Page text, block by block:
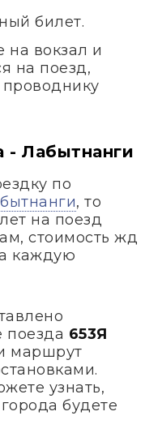
билет.
на вокзал и
на поезд,
- Лабытнанги
по
, то
на поезд
стоимость жд
каждую
поезда 653Я
маршрут
узнать,
будете